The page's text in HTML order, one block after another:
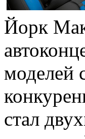
Йорк
моделей
стал